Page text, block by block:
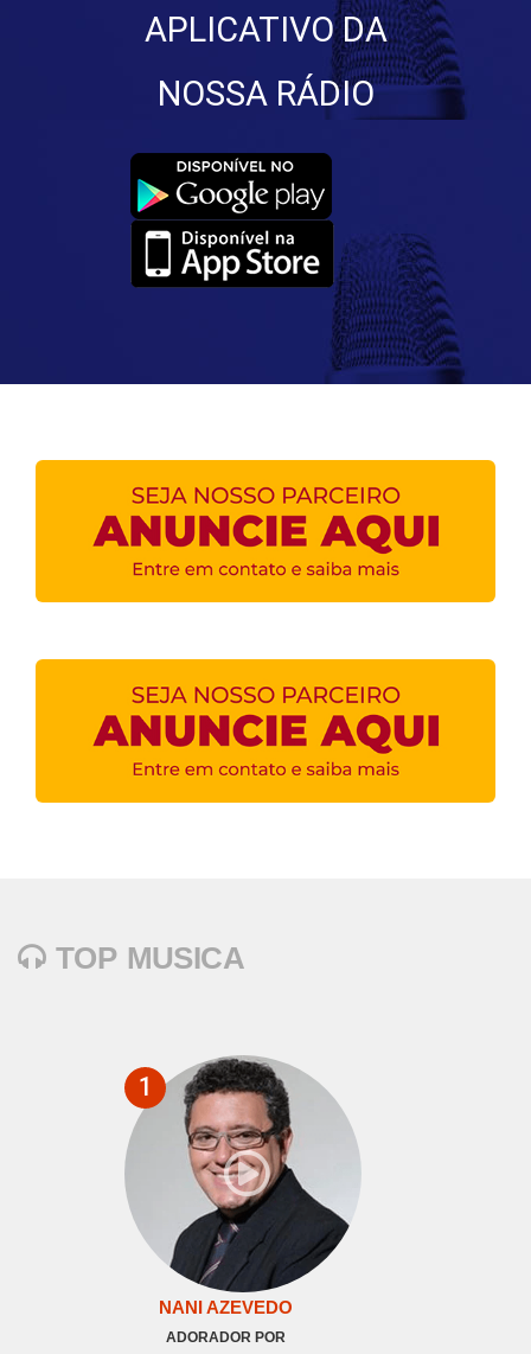
APLICATIVO DA
NOSSA RÁDIO
TOP MUSICA
1
NANI AZEVEDO
ADORADOR POR